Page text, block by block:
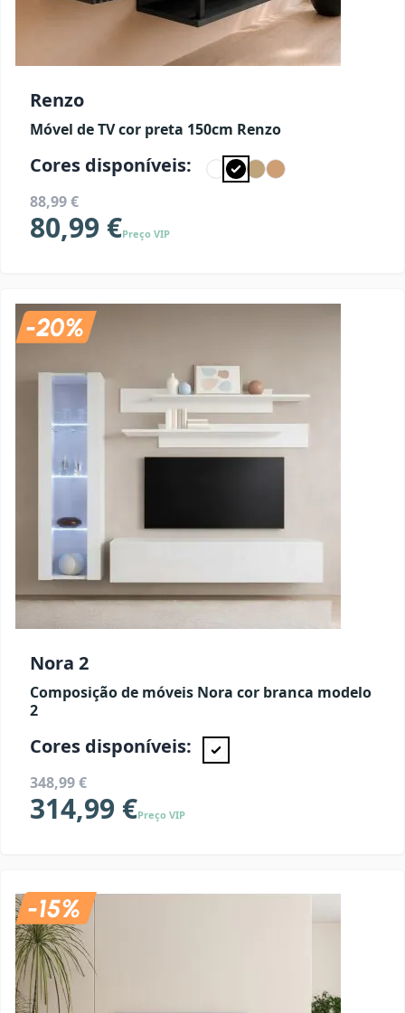
Renzo
Móvel de TV cor preta 150cm Renzo
Cores disponíveis:
88,99 €
80,99 €Preço VIP
Nora 2
Composição de móveis Nora cor branca modelo
2
Cores disponíveis:
348,99 €
314,99 €Preço VIP